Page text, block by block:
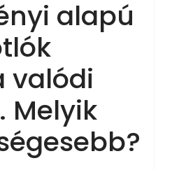
alapú
valódi
Melyik